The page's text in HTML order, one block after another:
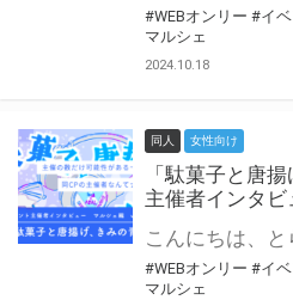
#WEBオンリー #イ
マルシェ
2024.10.18
同人 女性向け
「駄菓子と唐
主催者インタ
#WEBオンリー #イ
マルシェ